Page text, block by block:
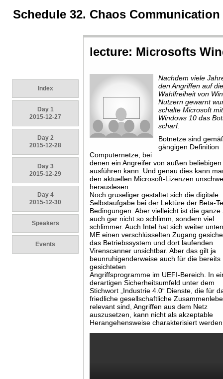
Schedule 32. Chaos
Index
Day 1
2015-12-27
Day 2
2015-12-28
Day 3
2015-12-29
Day 4
2015-12-30
Speakers
Events
lecture: Microsofts
Nachdem viele
den Angriffen auf
Wahlfreiheit von
Nutzern gewarnt
schalte Microsoft mit
Windows 10 das
scharf.
Botnetze sind
gängigen Definition
Computernetze, bei
denen ein Angreifer von außen
ausführen kann. Und genau dies kann
den aktuellen Microsoft-Lizenzen
herauslesen.
Noch gruseliger gestaltet sich die digitale
Selbstaufgabe bei der Lektüre der Beta-
Bedingungen. Aber vielleicht ist die ganze
auch gar nicht so schlimm, sondern viel
schlimmer. Auch Intel hat sich weiter
ME einen verschlüsselten Zugang
das Betriebssystem und dort laufenden
Virenscanner unsichtbar. Aber das gilt ja
beunruhigenderweise auch für die bereits
gesichteten
Angriffsprogramme im UEFI-Bereich. In
derartigen Sicherheitsumfeld unter dem
Stichwort „Industrie 4.0“ Dienste, die für
friedliche gesellschaftliche
relevant sind, Angriffen aus dem Netz
auszusetzen, kann nicht als akzeptable
Herangehensweise charakterisiert